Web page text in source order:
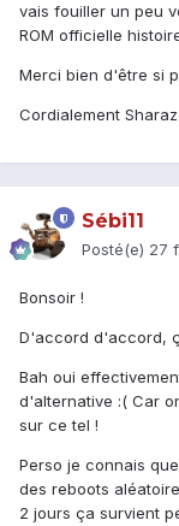
vais fouiller un peu
ROM officielle
Merci bien d'être si
Cordialement Sharaz.
Sébi11
Posté(e) 27
Bonsoir !
D'accord d'accord,
Bah oui
d'alternative :( Car
sur ce tel !
Perso je connais
des reboots
2 jours ça survient